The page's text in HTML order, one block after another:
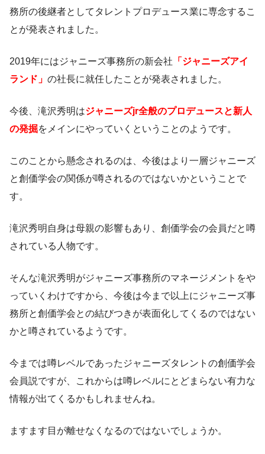
務所の後継者としてタレントプロデュース業に専念するこ
とが発表されました。
2019年にはジャニーズ事務所の新会社 「ジャニーズアイ
ランド」 の社長に就任したことが発表されました。
今後、滝沢秀明はジャニーズjr全般のプロデュースと新人
の発掘をメインにやっていくということのようです。
このことから懸念されるのは、今後はより一層ジャニーズ
と創価学会の関係が噂されるのではないかということで
す。
滝沢秀明自身は母親の影響もあり、創価学会の会員だと噂
されている人物です。
そんな滝沢秀明がジャニーズ事務所のマネージメントをや
っていくわけですから、今後は今まで以上にジャニーズ事
務所と創価学会との結びつきが表面化してくるのではない
かと噂されているようです。
今までは噂レベルであったジャニーズタレントの創価学会
会員説ですが、これからは噂レベルにとどまらない有力な
情報が出てくるかもしれませんね。
ますます目が離せなくなるのではないでしょうか。